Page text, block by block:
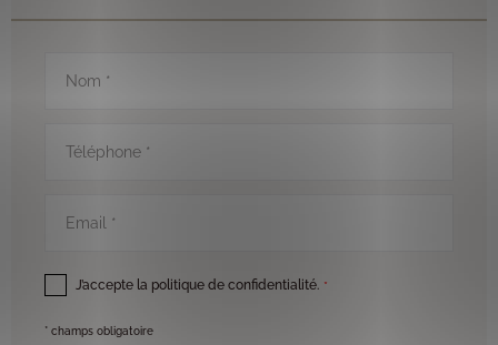
J’accepte la politique de confidentialité. *
* champs obligatoire